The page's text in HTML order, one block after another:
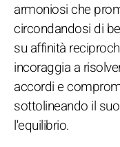
armoniosi che
circondandosi di
su affinità
incoraggia a
accordi e
sottolineando il
l'equilibrio.